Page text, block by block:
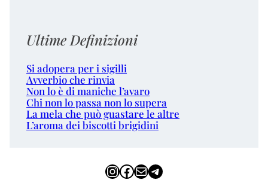
Ultime Definizioni
Si adopera per i sigilli
Avverbio che rinvia
Non lo è di maniche l’avaro
Chi non lo passa non lo supera
La mela che può guastare le altre
L’aroma dei biscotti brigidini
InstagramFacebook Email Telegram